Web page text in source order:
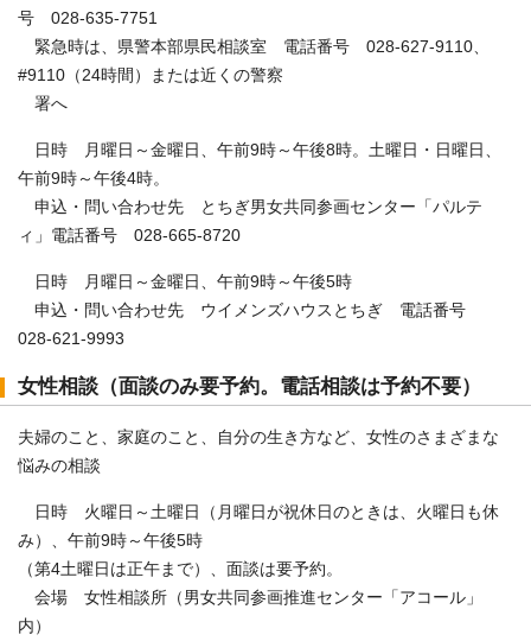
号 028-635-7751
緊急時は、県警本部県民相談室 電話番号 028‐627‐9110、
#9110（24時間）または近くの警察
署へ
日時 月曜日～金曜日、午前9時～午後8時。土曜日・日曜日、
午前9時～午後4時。
申込・問い合わせ先 とちぎ男女共同参画センター「パルテ
ィ」電話番号 028‐665‐8720
日時 月曜日～金曜日、午前9時～午後5時
申込・問い合わせ先 ウイメンズハウスとちぎ 電話番号
028‐621‐9993
女性相談（面談のみ要予約。電話相談は予約不要）
夫婦のこと、家庭のこと、自分の生き方など、女性のさまざまな
悩みの相談
日時 火曜日～土曜日（月曜日が祝休日のときは、火曜日も休
み）、午前9時～午後5時
（第4土曜日は正午まで）、面談は要予約。
会場 女性相談所（男女共同参画推進センター「アコール」
内）